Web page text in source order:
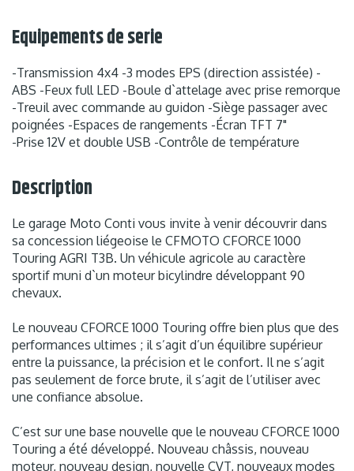
Equipements de serie
-Transmission 4x4 -3 modes EPS (direction assistée) -
ABS -Feux full LED -Boule d`attelage avec prise remorque
-Treuil avec commande au guidon -Siège passager avec
poignées -Espaces de rangements -Écran TFT 7"
-Prise 12V et double USB -Contrôle de température
Description
Le garage Moto Conti vous invite à venir découvrir dans
sa concession liégeoise le CFMOTO CFORCE 1000
Touring AGRI T3B. Un véhicule agricole au caractère
sportif muni d`un moteur bicylindre développant 90
chevaux.
Le nouveau CFORCE 1000 Touring offre bien plus que des
performances ultimes ; il s’agit d’un équilibre supérieur
entre la puissance, la précision et le confort. Il ne s’agit
pas seulement de force brute, il s’agit de l’utiliser avec
une confiance absolue.
C’est sur une base nouvelle que le nouveau CFORCE 1000
Touring a été développé. Nouveau châssis, nouveau
moteur, nouveau design, nouvelle CVT, nouveaux modes